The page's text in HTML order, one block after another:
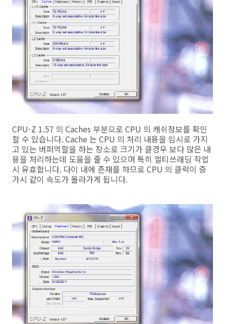
CPU-Z 1.57 의 Caches 부분으로 CPU 의 캐쉬정보를 확인
할 수 있습니다. Cache 는 CPU 의 처리 내용을 임시로 가지
고 있는 버퍼역할을 하는 장소로 크기가 클경우 보다 많은 내
용을 처리하는데 도움을 줄 수 있으며 특히 멀티쓰래딩 작업
시 유효합니다. 다이 내에 존재를 하므로 CPU 의 클럭이 증
가시 같이 속도가 올라가게 됩니다.